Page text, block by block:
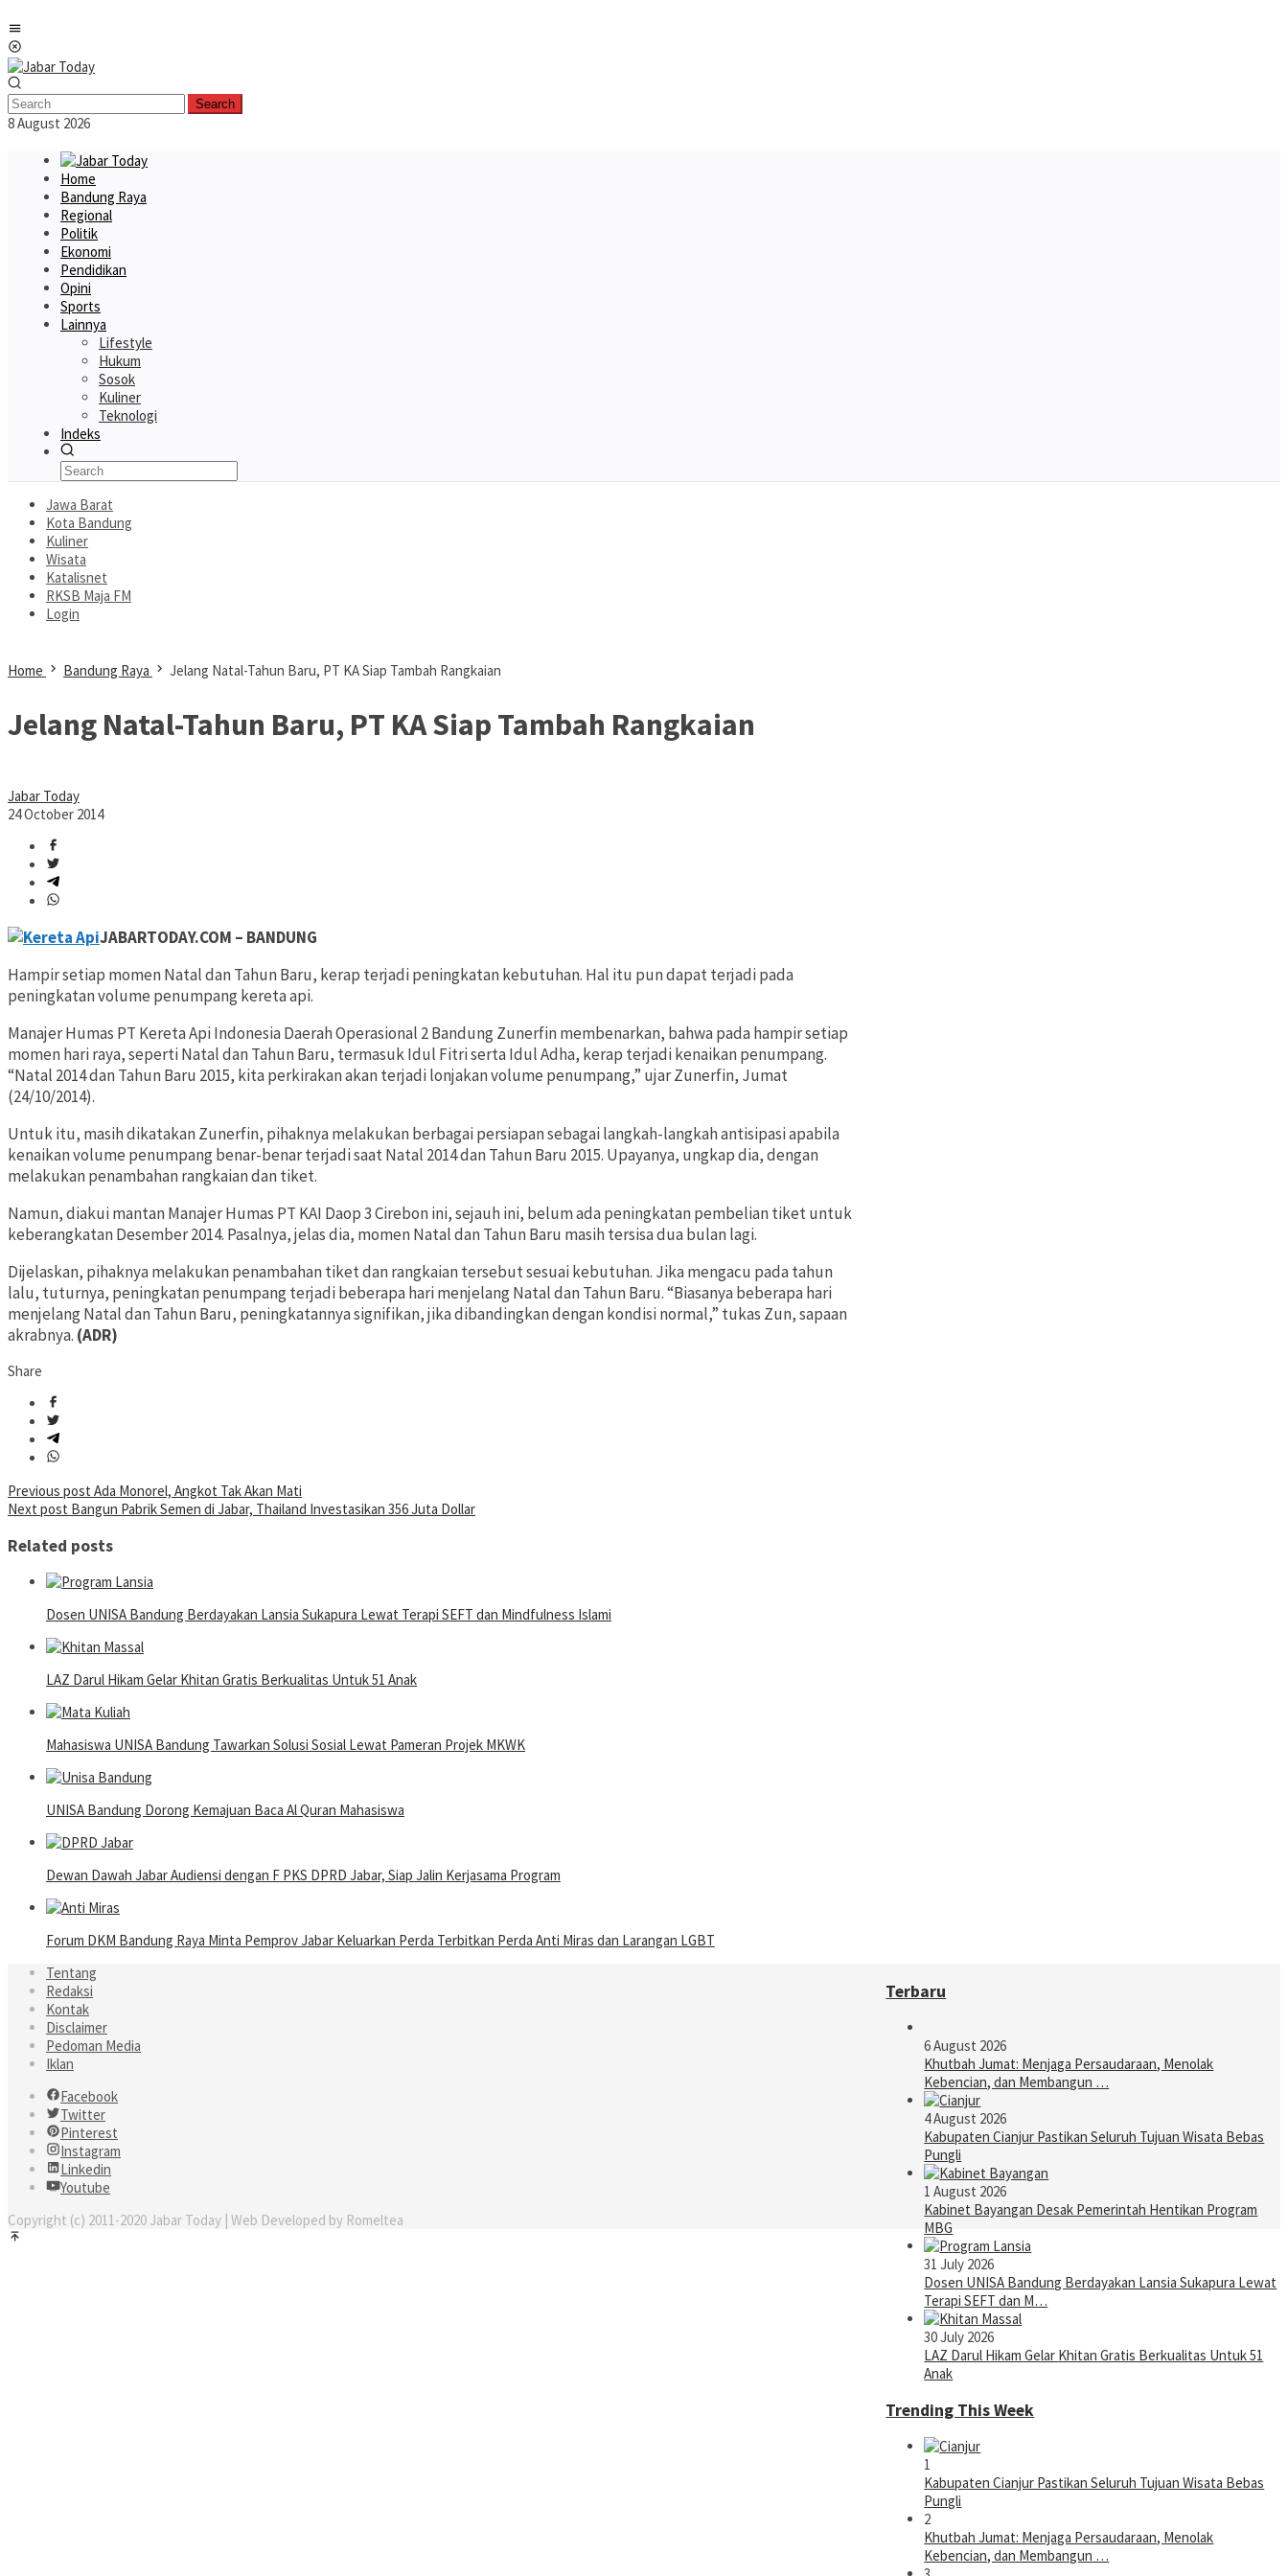
to
content
Search
8 August 2026
Home
Bandung Raya
Regional
Politik
Ekonomi
Pendidikan
Opini
Sports
Lainnya
Lifestyle
Hukum
Sosok
Kuliner
Teknologi
Indeks
Jawa Barat
Kota Bandung
Kuliner
Wisata
Katalisnet
RKSB Maja FM
Login
Home Bandung Raya Jelang Natal-Tahun Baru, PT KA Siap Tambah Rangkaian
Jelang Natal-Tahun Baru, PT KA Siap Tambah Rangkaian
Jabar Today
24 October 2014
JABARTODAY.COM – BANDUNG
Hampir setiap momen Natal dan Tahun Baru, kerap terjadi peningkatan kebutuhan. Hal itu pun dapat terjadi pada
peningkatan volume penumpang kereta api.
Manajer Humas PT Kereta Api Indonesia Daerah Operasional 2 Bandung Zunerfin membenarkan, bahwa pada hampir setiap
momen hari raya, seperti Natal dan Tahun Baru, termasuk Idul Fitri serta Idul Adha, kerap terjadi kenaikan penumpang.
“Natal 2014 dan Tahun Baru 2015, kita perkirakan akan terjadi lonjakan volume penumpang,” ujar Zunerfin, Jumat
(24/10/2014).
Untuk itu, masih dikatakan Zunerfin, pihaknya melakukan berbagai persiapan sebagai langkah-langkah antisipasi apabila
kenaikan volume penumpang benar-benar terjadi saat Natal 2014 dan Tahun Baru 2015. Upayanya, ungkap dia, dengan
melakukan penambahan rangkaian dan tiket.
Namun, diakui mantan Manajer Humas PT KAI Daop 3 Cirebon ini, sejauh ini, belum ada peningkatan pembelian tiket untuk
keberangkatan Desember 2014. Pasalnya, jelas dia, momen Natal dan Tahun Baru masih tersisa dua bulan lagi.
Dijelaskan, pihaknya melakukan penambahan tiket dan rangkaian tersebut sesuai kebutuhan. Jika mengacu pada tahun
lalu, tuturnya, peningkatan penumpang terjadi beberapa hari menjelang Natal dan Tahun Baru. “Biasanya beberapa hari
menjelang Natal dan Tahun Baru, peningkatannya signifikan, jika dibandingkan dengan kondisi normal,” tukas Zun, sapaan
akrabnya. (ADR)
Share
Post
navigation
Previous post Ada Monorel, Angkot Tak Akan Mati
Next post Bangun Pabrik Semen di Jabar, Thailand Investasikan 356 Juta Dollar
Related posts
Dosen UNISA Bandung Berdayakan Lansia Sukapura Lewat Terapi SEFT dan Mindfulness Islami
LAZ Darul Hikam Gelar Khitan Gratis Berkualitas Untuk 51 Anak
Mahasiswa UNISA Bandung Tawarkan Solusi Sosial Lewat Pameran Projek MKWK
UNISA Bandung Dorong Kemajuan Baca Al Quran Mahasiswa
Dewan Dawah Jabar Audiensi dengan F PKS DPRD Jabar, Siap Jalin Kerjasama Program
Forum DKM Bandung Raya Minta Pemprov Jabar Keluarkan Perda Terbitkan Perda Anti Miras dan Larangan LGBT
Terbaru
6 August 2026
Khutbah Jumat: Menjaga Persaudaraan, Menolak
Kebencian, dan Membangun …
4 August 2026
Kabupaten Cianjur Pastikan Seluruh Tujuan Wisata Bebas
Pungli
1 August 2026
Kabinet Bayangan Desak Pemerintah Hentikan Program
MBG
31 July 2026
Dosen UNISA Bandung Berdayakan Lansia Sukapura Lewat
Terapi SEFT dan M…
30 July 2026
LAZ Darul Hikam Gelar Khitan Gratis Berkualitas Untuk 51
Anak
Trending This Week
1
Kabupaten Cianjur Pastikan Seluruh Tujuan Wisata Bebas
Pungli
2
Khutbah Jumat: Menjaga Persaudaraan, Menolak
Kebencian, dan Membangun …
Tentang
Redaksi
Kontak
Disclaimer
Pedoman Media
Iklan
Facebook
Twitter
Pinterest
Instagram
Linkedin
Youtube
Copyright (c) 2011-2020 Jabar Today | Web Developed by Romeltea